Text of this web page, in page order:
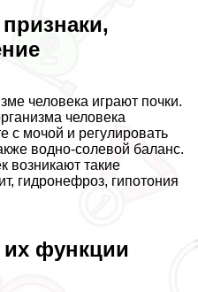
человека играют почки.
человека
с мочой и регулировать
водно-солевой баланс.
возникают такие
гидронефроз, гипотония
их функции